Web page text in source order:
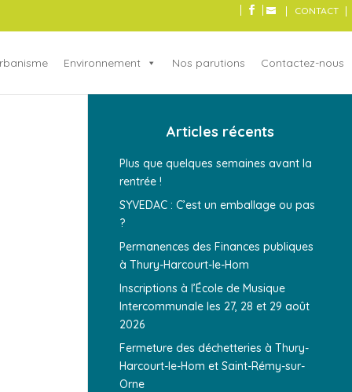
CONTACT
Environnement Nos parutions Contactez-nous
Articles récents
Plus que quelques semaines avant la
rentrée !
SYVEDAC : C’est un emballage ou pas
?
Permanences des Finances publiques
à Thury-Harcourt-le-Hom
Inscriptions à l’École de Musique
Intercommunale les 27, 28 et 29 août
2026
Fermeture des déchetteries à Thury-
Harcourt-le-Hom et Saint-Rémy-sur-
Orne